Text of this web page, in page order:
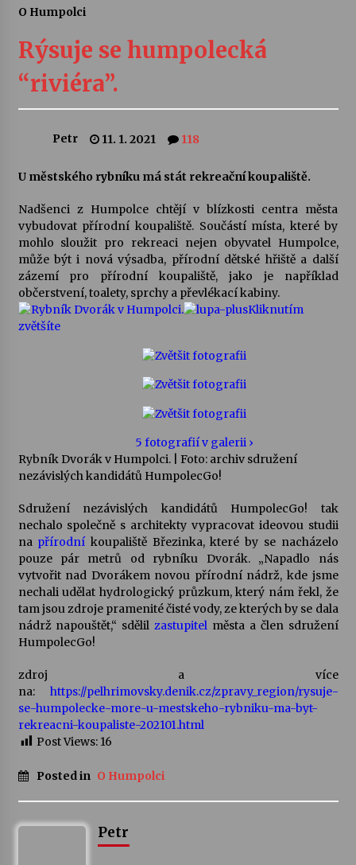
Sukuba Ensemble
4. 8. 2026
kapkou
Veselí muzikanti
Pozvánka na integrační festival Quijotova
šedesátka: 28. 7.–1. 8. 2026
28. 7. 2026
Letní koncerty ve Stromovce: Kolchoz a
28. 7. 2026
Votavžatský ploty
23. 7. 2026
Letní koncerty ve Stromovce: Rufus Miller
22. 7. 2026
Vysočinka
17. 7. 2026
Ozvěny prázdnin
14. 7. 2026
Za kulturou kousek za Humpolec. V Želivě ožije
odkaz Josefa Čapka
13. 7. 2026
3. 7. 2026
30. 6. 2026
O Humpolci
Rýsuje se humpolecká
“riviéra”.
Petr 11. 1. 2021 118
U městského rybníku má stát rekreační koupaliště.
Nadšenci z Humpolce chtějí v blízkosti centra města
vybudovat přírodní koupaliště. Součástí místa, které by
mohlo sloužit pro rekreaci nejen obyvatel Humpolce,
může být i nová výsadba, přírodní dětské hřiště a další
zázemí pro přírodní koupaliště, jako je například
občerstvení, toalety, sprchy a převlékací kabiny.
Kliknutím
zvětšíte
5 fotografií v galerii ›
Rybník Dvorák v Humpolci.
| Foto: archiv sdružení
nezávislých kandidátů HumpolecGo!
Sdružení nezávislých kandidátů HumpolecGo! tak
nechalo společně s architekty vypracovat ideovou studii
na přírodní koupaliště Březinka, které by se nacházelo
pouze pár metrů od rybníku Dvorák. „Napadlo nás
vytvořit nad Dvorákem novou přírodní nádrž, kde jsme
nechali udělat hydrologický průzkum, který nám řekl, že
tam jsou zdroje pramenité čisté vody, ze kterých by se dala
nádrž napouštět,“ sdělilzastupitel města a člen sdružení
HumpolecGo!
zdroj a více
na: https://pelhrimovsky.denik.cz/zpravy_region/rysuje-
se-humpolecke-more-u-mestskeho-rybniku-ma-byt-
rekreacni-koupaliste-202101.html
Post Views: 16
Posted in O Humpolci
Petr